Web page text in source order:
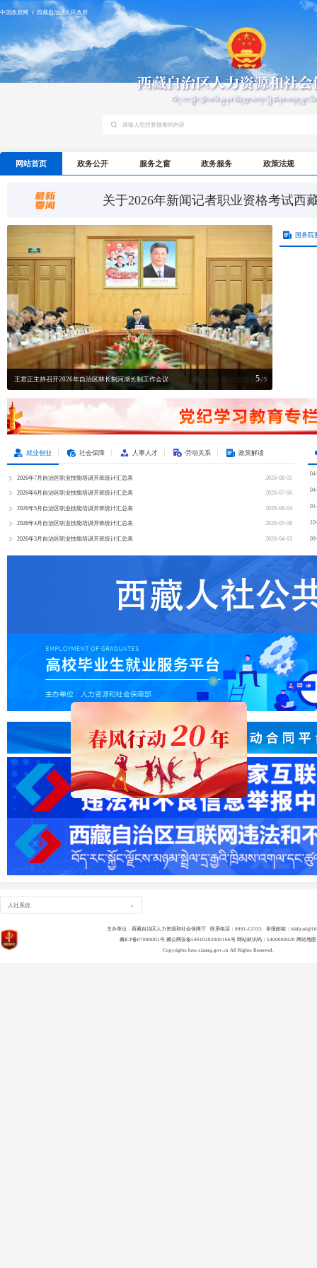
中国政府网 西藏自治区人民政府
网站首页 政务公开 服务之窗 政务服务 政策法规
关于2026年度一级注册消防工程师资格考
关于2026年新闻记者职业资格考试西
关于2026年度房地产估价师职业资格考
关于2026年度一级注册消防工程师资格考
关于2026年新闻记者职业资格考试西
王君正主持召开2026年自治区林长制河湖长制工作会议 5 / 5
国务院
就业创业 社会保障 人事人才 劳动关系 政策解读
2026年7月自治区职业技能培训开班统计汇总表 2026-08-05
2026年6月自治区职业技能培训开班统计汇总表 2026-07-06
2026年5月自治区职业技能培训开班统计汇总表 2026-06-04
2026年4月自治区职业技能培训开班统计汇总表 2026-05-06
2026年3月自治区职业技能培训开班统计汇总表 2026-04-03
人社系统
主办单位：西藏自治区人力资源和社会保障厅 联系电话：0891-12333 举报邮箱：
藏ICP备07000001号 藏公网安备54010202000166号 网站标识码：5400000020 网站地图
Copyrights hrss.xizang.gov.cn All Rights Reserved.